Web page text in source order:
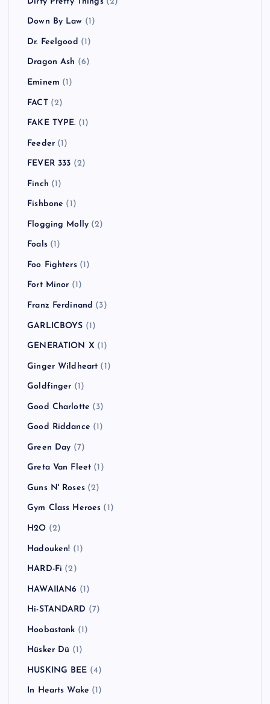
Down By Law (1)
Dr. Feelgood (1)
Dragon Ash (6)
Eminem (1)
FACT(2)
FAKE TYPE. (1)
Feeder(1)
FEVER 333 (2)
Finch (1)
Fishbone (1)
Flogging Molly (2)
Foals(1)
Foo Fighters(1)
Fort Minor (1)
Franz Ferdinand (3)
GARLICBOYS (1)
GENERATION X (1)
Ginger Wildheart (1)
Goldfinger (1)
Good Charlotte (3)
Good Riddance (1)
Green Day (7)
Greta Van Fleet (1)
Guns N' Roses(2)
Gym Class Heroes (1)
H2O (2)
Hadouken! (1)
HARD-Fi (2)
HAWAIIAN6 (1)
Hi-STANDARD (7)
Hoobastank (1)
Hüsker Dü (1)
HUSKING BEE (4)
In Hearts Wake (1)